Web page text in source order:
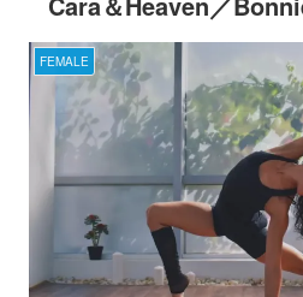
FEMALE